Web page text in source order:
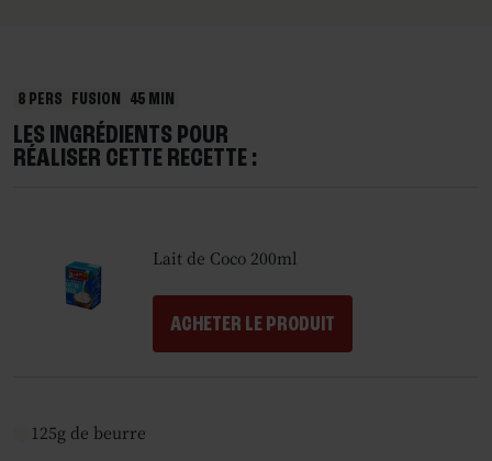
8 PERS FUSION 45 MIN
LES INGRÉDIENTS POUR
RÉALISER CETTE RECETTE :
Lait de Coco 200ml
ACHETER LE PRODUIT
125g de beurre